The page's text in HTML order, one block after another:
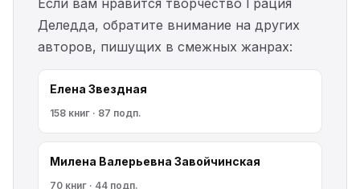
Если вам нравится творчество Грация
Деледда, обратите внимание на других
авторов, пишущих в смежных жанрах:
Елена Звездная
158 книг · 87 подп.
Милена Валерьевна Завойчинская
70 книг · 44 подп.